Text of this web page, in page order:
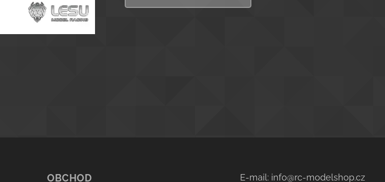
OBCHOD E-mail: info@rc-modelshop.cz